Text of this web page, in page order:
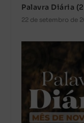
Palavra Diária
22 de setembro de